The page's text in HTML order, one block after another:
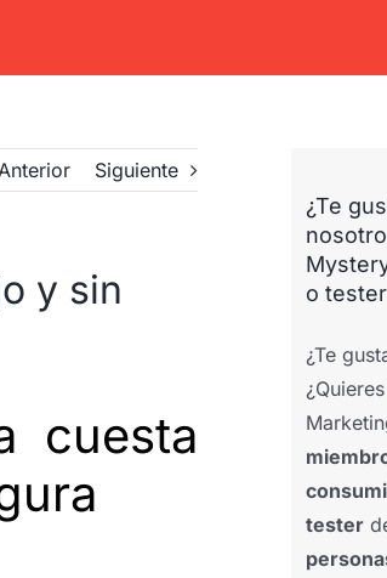
Siguiente
y sin
cuesta
¿Te
o
¿Te
tester